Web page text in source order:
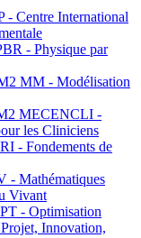
Centre International
- Physique par
MM - Modélisation
MECENCLI -
les Cliniciens
- Fondements de
- Mathématiques
Vivant
- Optimisation
Innovation,